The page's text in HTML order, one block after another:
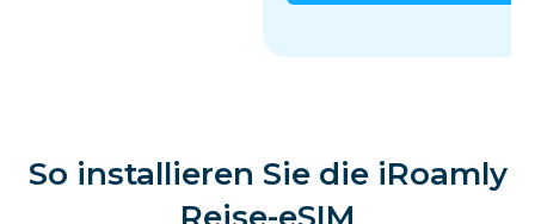
So installieren Sie die iRoamly